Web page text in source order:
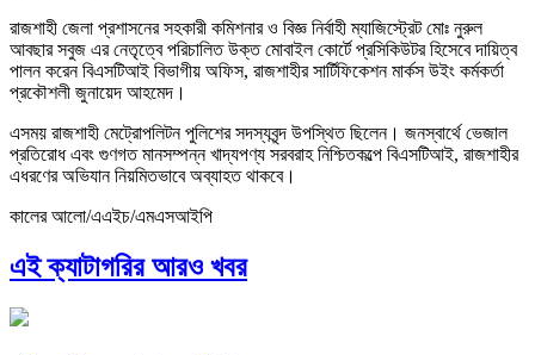
রাজশাহী জেলা প্রশাসনের সহকারী কমিশনার ও বিজ্ঞ নির্বাহী ম্যাজিস্ট্রেট মোঃ নুরুল
আবছার সবুজ এর নেতৃত্বে পরিচালিত উক্ত মোবাইল কোর্টে প্রসিকিউটর হিসেবে দায়িত্ব
পালন করেন বিএসটিআই বিভাগীয় অফিস, রাজশাহীর সার্টিফিকেশন মার্কস উইং কর্মকর্তা
প্রকৌশলী জুনায়েদ আহমেদ।
এসময় রাজশাহী মেট্রোপলিটন পুলিশের সদস্যবৃন্দ উপস্থিত ছিলেন। জনস্বার্থে ভেজাল
প্রতিরোধ এবং গুণগত মানসম্পন্ন খাদ্যপণ্য সরবরাহ নিশ্চিতকল্পে বিএসটিআই, রাজশাহীর
এধরণের অভিযান নিয়মিতভাবে অব্যাহত থাকবে।
কালের আলো/এএইচ/এমএসআইপি
এই ক্যাটাগরির আরও খবর